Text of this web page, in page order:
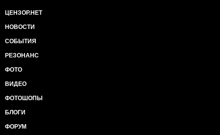
ЦЕНЗОР.НЕТ
НОВОСТИ
СОБЫТИЯ
РЕЗОНАНС
ФОТО
ВИДЕО
ФОТОШОПЫ
БЛОГИ
ФОРУМ